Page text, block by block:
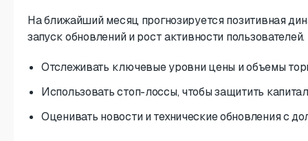
На ближайший месяц прогнозируется позитивная
запуск обновлений и рост активности
Отслеживать ключевые уровни цены и объемы
Использовать стоп-лоссы, чтобы защитить
Оценивать новости и технические обновления с